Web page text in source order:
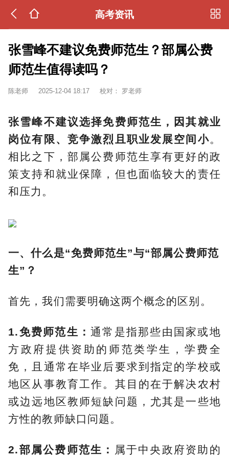
高考资讯
张雪峰不建议免费师范生？部属公费
师范生值得读吗？
陈老师 2025-12-04 18:17 校对： 罗老师
张雪峰不建议选择免费师范生，因其就业
岗位有限、竞争激烈且职业发展空间小。
相比之下，部属公费师范生享有更好的政
策支持和就业保障，但也面临较大的责任
和压力。
一、什么是“免费师范生”与“部属公费师范
生”？
首先，我们需要明确这两个概念的区别。
1.免费师范生：通常是指那些由国家或地
方政府提供资助的师范类学生，学费全
免，且通常在毕业后要求到指定的学校或
地区从事教育工作。其目的在于解决农村
或边远地区教师短缺问题，尤其是一些地
方性的教师缺口问题。
2.部属公费师范生： 属于中央政府资助的